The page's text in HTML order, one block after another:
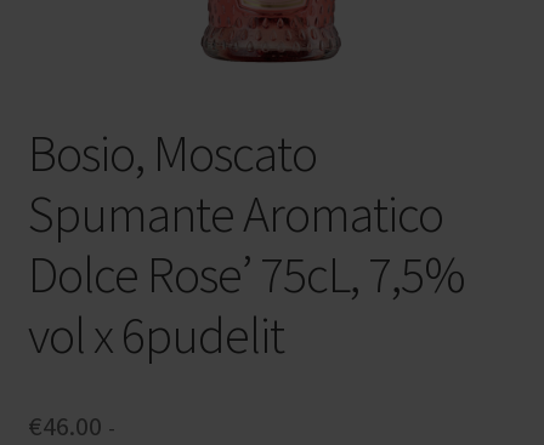
Pico Maccario
FFP2 NR maski kasutusjuhend
Bosio, Moscato
Spumante Aromatico
Dolce Rose’ 75cL, 7,5%
vol x 6pudelit
€46.00 -